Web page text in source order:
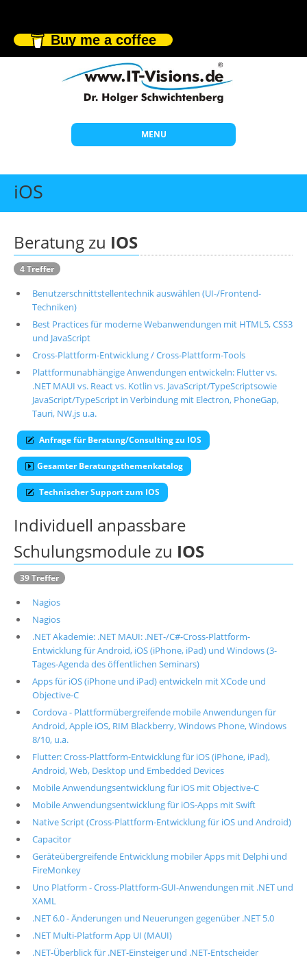
Buy me a coffee
MENU
Start
Individuelle Schulungen
Wissen
Über uns
iOS
Beratung zu IOS
4 Treffer
Benutzerschnittstellentechnik auswählen (UI-/Frontend-
Techniken)
Best Practices für moderne Webanwendungen mit HTML5, CSS3
und JavaScript
Cross-Plattform-Entwicklung / Cross-Plattform-Tools
Plattformunabhängige Anwendungen entwickeln: Flutter vs.
.NET MAUI vs. React vs. Kotlin vs. JavaScript/TypeScriptsowie
JavaScript/TypeScript in Verbindung mit Electron, PhoneGap,
Tauri, NW.js u.a.
Anfrage für Beratung/Consulting zu IOS
Gesamter Beratungsthemenkatalog
Technischer Support zum IOS
Individuell anpassbare
Schulungsmodule zu IOS
39 Treffer
Nagios
Nagios
.NET Akademie: .NET MAUI: .NET-/C#-Cross-Plattform-
Entwicklung für Android, iOS (iPhone, iPad) und Windows (3-
Tages-Agenda des öffentlichen Seminars)
Apps für iOS (iPhone und iPad) entwickeln mit XCode und
Objective-C
Cordova - Plattformübergreifende mobile Anwendungen für
Android, Apple iOS, RIM Blackberry, Windows Phone, Windows
8/10, u.a.
Flutter: Cross-Plattform-Entwicklung für iOS (iPhone, iPad),
Android, Web, Desktop und Embedded Devices
Mobile Anwendungsentwicklung für iOS mit Objective-C
Mobile Anwendungsentwicklung für iOS-Apps mit Swift
Native Script (Cross-Plattform-Entwicklung für iOS und Android)
Capacitor
Geräteübergreifende Entwicklung mobiler Apps mit Delphi und
FireMonkey
Uno Platform - Cross-Plattform-GUI-Anwendungen mit .NET und
XAML
.NET 6.0 - Änderungen und Neuerungen gegenüber .NET 5.0
.NET Multi-Platform App UI (MAUI)
.NET-Überblick für .NET-Einsteiger und .NET-Entscheider